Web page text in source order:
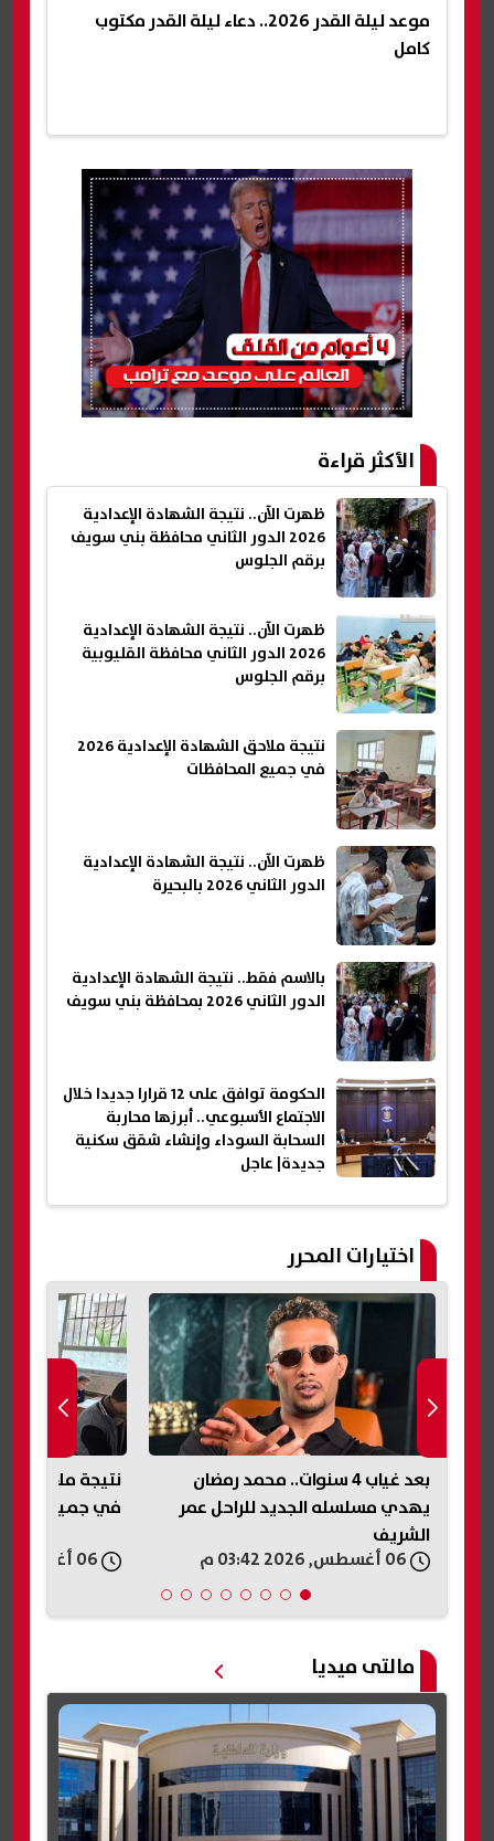
موعد ليلة القدر 2026.. دعاء ليلة القدر مكتوب
كامل
الأكثر قراءة
ظهرت الآن.. نتيجة الشهادة الإعدادية
2026 الدور الثاني محافظة بني سويف
برقم الجلوس
ظهرت الآن.. نتيجة الشهادة الإعدادية
2026 الدور الثاني محافظة القليوبية
برقم الجلوس
نتيجة ملاحق الشهادة الإعدادية 2026
في جميع المحافظات
ظهرت الآن.. نتيجة الشهادة الإعدادية
الدور الثاني 2026 بالبحيرة
بالاسم فقط.. نتيجة الشهادة الإعدادية
الدور الثاني 2026 بمحافظة بني سويف
الحكومة توافق على 12 قرارا جديدا خلال
الاجتماع الأسبوعي.. أبرزها محاربة
السحابة السوداء وإنشاء شقق سكنية
جديدة| عاجل
اختيارات المحرر
نتيجة ملاحق الشهادة الإعدادية 2026
في جميع المحافظات
تعرض لسكتة
الاتحاد
مالتى ميديا